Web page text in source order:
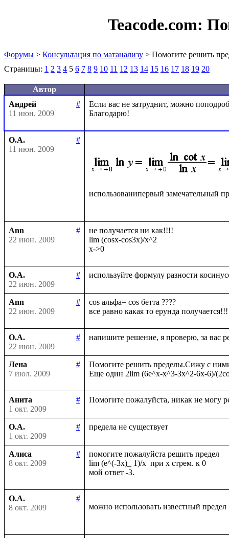
Teacode.com:
Форумы > Консультация по матанализу > Помогите решить
Страницы: 1 2 3 4 5 6 7 8 9 10 11 12 13 14 15 16 17 18 19 20
Автор
Андрей
#
11 июн. 2009
Если вас не затруднит, можно
О.А.
#
11 июн. 2009
использованипервый замечательный
Ann
#
22 июн. 2009
не получается ни как!!!!
lim (cosx-cos3x)/x^2
О.А.
#
22 июн. 2009
Ann
#
22 июн. 2009
cos альфа= cos бетта ????
О.А.
#
22 июн. 2009
Лена
#
7 июл. 2009
Помогите решить пределы.Сижу с
Анита
#
1 окт. 2009
О.А.
#
1 окт. 2009
Алиса
#
8 окт. 2009
помогите пожалуйста решить предел
lim (e^(-3x)_ 1)/x  при х стрем. к 0
О.А.
#
8 окт. 2009
можно использовать известный предел